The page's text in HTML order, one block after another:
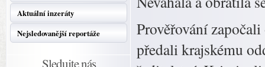
Aktuální inzeráty
Nejsledovanější reportáže
Sledujte nás
Prověřování
předali krajskému